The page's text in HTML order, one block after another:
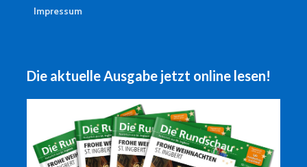
Impressum
Die aktuelle Ausgabe jetzt online lesen!